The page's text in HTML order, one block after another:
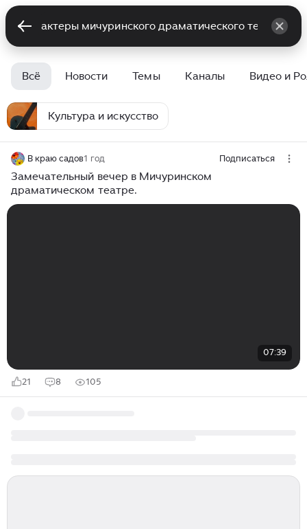
Всё Новости Темы Каналы Видео и
Культура и искусство
В краю садов1 год Подписаться
Замечательный вечер в Мичуринском
драматическом театре.
07:39
21 8 105